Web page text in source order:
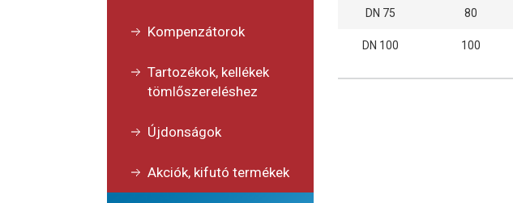
Kompenzátorok
Tartozékok, kellékek
tömlőszereléshez
Újdonságok
Akciók, kifutó termékek
DN 75 80
DN 100 100